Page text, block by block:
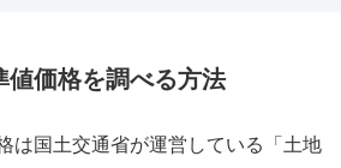
値価格を調べる方法
は国土交通省が運営している「土地